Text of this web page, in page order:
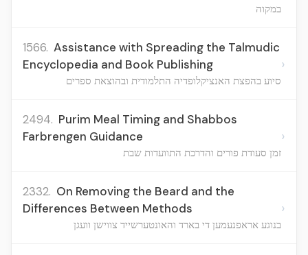
במקוה
1566. Assistance with Spreading the Talmudic
Encyclopedia and Book Publishing
סיוע בהפצת האנציקלופדיה התלמודית ובהוצאת ספרים
›
2494. Purim Meal Timing and Shabbos
Farbrengen Guidance
זמן סעודת פורים והדרכת התוועדות שבת
›
2332. On Removing the Beard and the
Differences Between Methods
בנוגע אראפנעמען די בארד והאונטערשייד צווישן וועגן
›